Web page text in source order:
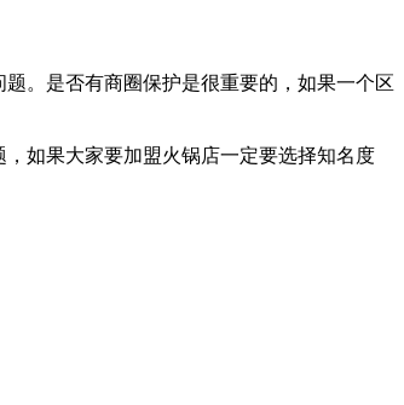
。是否有商圈保护是很重要的，如果一个区
如果大家要加盟火锅店一定要选择知名度